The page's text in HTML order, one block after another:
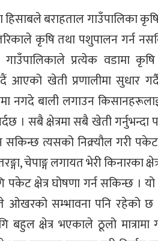
बराहताल गाउँपालिका
कृषि तथा पशुपालन गर्न
प्रत्येक वडामा कृषि
आएको खेती प्रणालीमा सुधार
नगदे बाली लगाउन
। सबै क्षेत्रमा सबै खेती
सकिन्छ त्यसको निक्र्यौल गरी पकेट
चेपाङ्ग लगायत भेरी किनारका
क्षेत्र घोषणा गर्न सकिन्छ ।
ओखरको सम्भावना पनि रहेको
बहुल क्षेत्र भएकाले ठूलो